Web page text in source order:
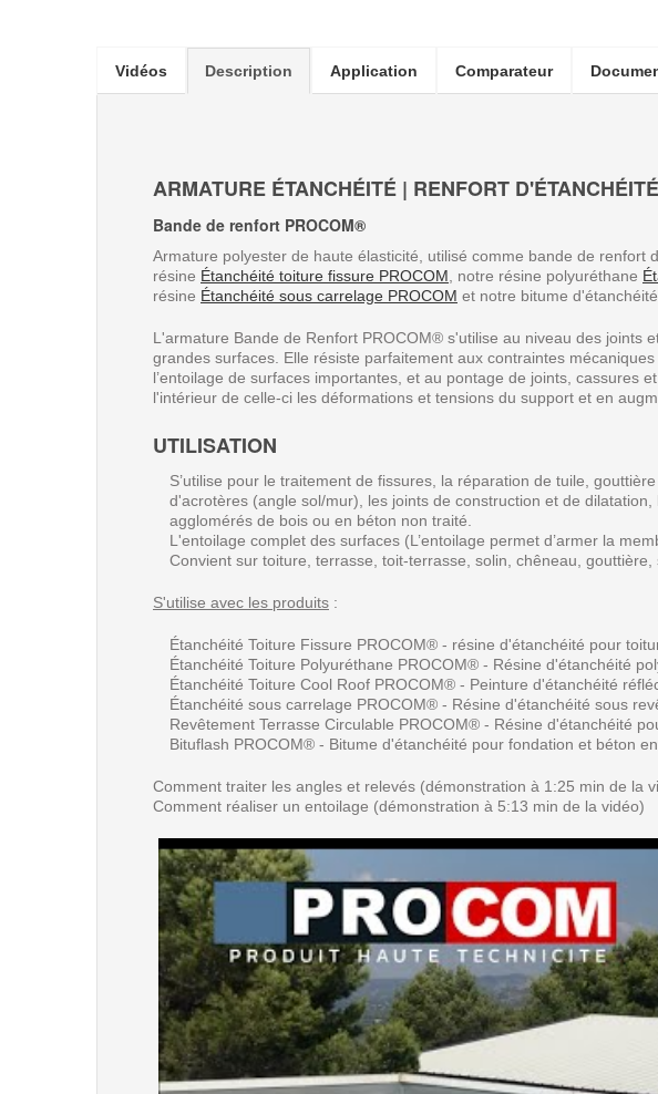
Vidéos Description Application Comparateur
ARMATURE ÉTANCHÉITÉ | RENFORT D'ÉTANCHÉITÉ
Bande de renfort PROCOM®
Armature polyester de haute élasticité, utilisé comme bande de
résine Étanchéité toiture fissure PROCOM, notre résine polyuréthane
résine Étanchéité sous carrelage PROCOM et notre bitume d'étanchéité
L'armature Bande de Renfort PROCOM® s'utilise au niveau des joints
grandes surfaces. Elle résiste parfaitement aux contraintes
l’entoilage de surfaces importantes, et au pontage de joints, cassures
l'intérieur de celle-ci les déformations et tensions du support et en
UTILISATION
S’utilise pour le traitement de fissures, la réparation de tuile,
d'acrotères (angle sol/mur), les joints de construction et de
agglomérés de bois ou en béton non traité.
L'entoilage complet des surfaces (L’entoilage permet d’armer la
Convient sur toiture, terrasse, toit-terrasse, solin, chêneau,
S'utilise avec les produits :
Étanchéité Toiture Fissure PROCOM® - résine d'étanchéité pour
Étanchéité Toiture Polyuréthane PROCOM® - Résine d'étanchéité
Étanchéité Toiture Cool Roof PROCOM® - Peinture d'étanchéité
Étanchéité sous carrelage PROCOM® - Résine d'étanchéité sous
Revêtement Terrasse Circulable PROCOM® - Résine d'étanchéité
Bituflash PROCOM® - Bitume d'étanchéité pour fondation et béton
Comment traiter les angles et relevés (démonstration à 1:25 min de la
Comment réaliser un entoilage (démonstration à 5:13 min de la vidéo)